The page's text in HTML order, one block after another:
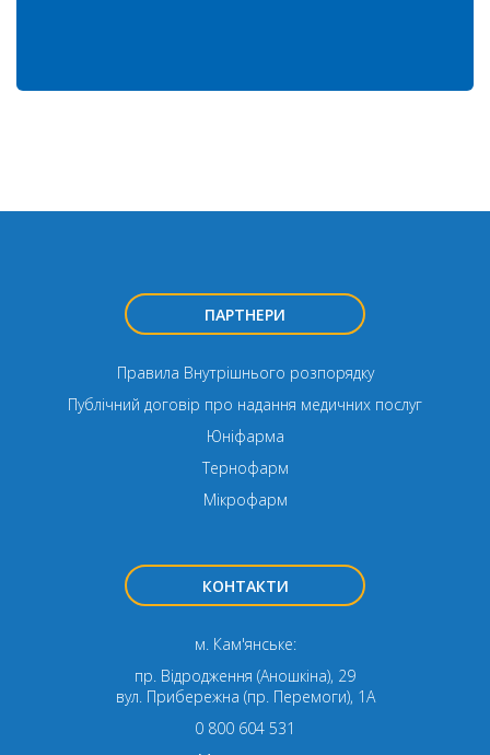
ПАРТНЕРИ
Правила Внутрішнього розпорядку
Публічний договір про надання медичних послуг
Юніфарма
Тернофарм
Мікрофарм
КОНТАКТИ
м. Кам'янське:
пр. Відродження (Аношкіна), 29
вул. Прибережна (пр. Перемоги), 1А
0 800 604 531